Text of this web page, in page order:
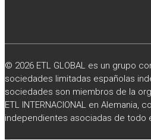
© 2026 ETL GLOBAL es un grupo
sociedades limitadas españolas
sociedades son miembros de la
ETL INTERNACIONAL en Alemania,
independientes asociadas de todo